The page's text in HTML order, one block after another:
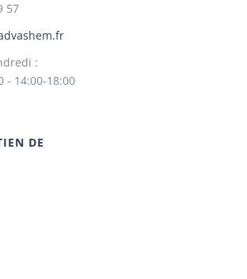
57
:
- 14:00-18:00
DE